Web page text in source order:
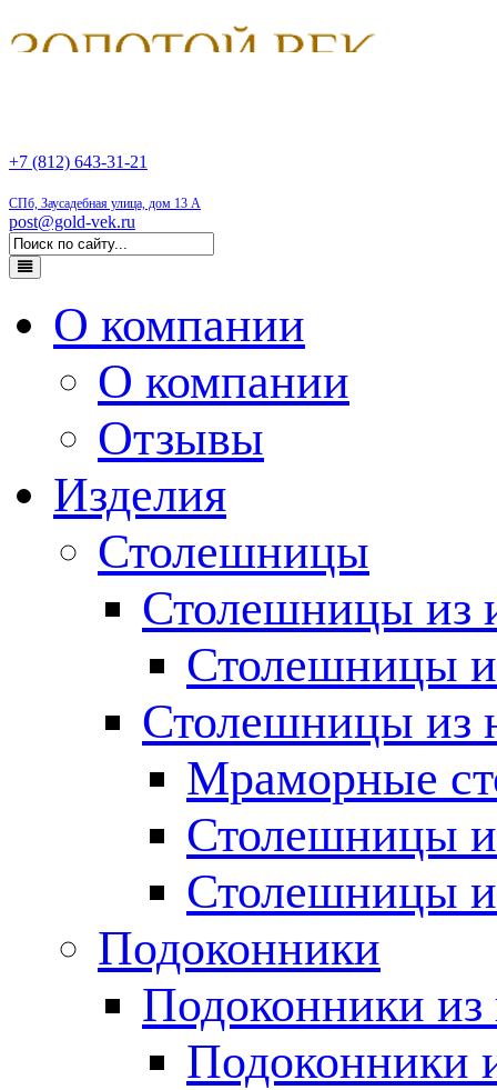
+7 (812) 643-31-21
СПб, Заусадебная улица, дом 13 А
post@gold-vek.ru
О компании
О компании
Отзывы
Изделия
Столешницы
Столешницы из
Столешницы
Столешницы из
Мраморные
Столешницы
Столешницы
Подоконники
Подоконники из
Подоконники